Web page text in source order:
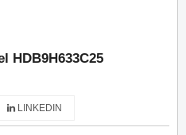
HDB9H633C25
LINKEDIN